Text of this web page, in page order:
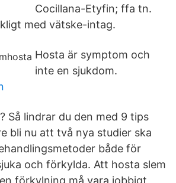
Cocillana-Etyfin; ffa tn.
med vätske-intag.
Hosta är symptom och
inte en sjukdom.
Så lindrar du den med 9 tips
bli nu att två nya studier ska
både för
och förkylda. Att hosta slem
förkylning må vara jobbigt,